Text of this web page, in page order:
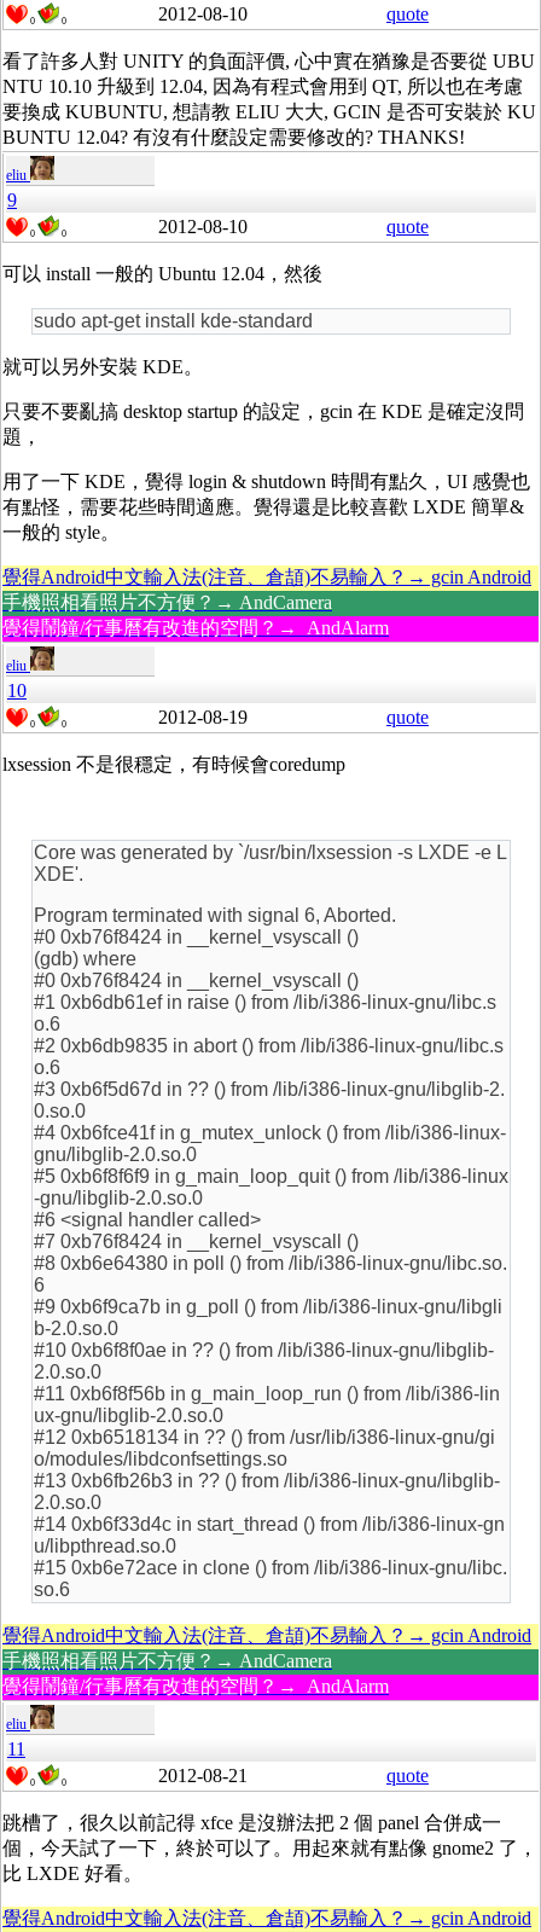
0 0 2012-08-10 quote
看了許多人對 UNITY 的負面評價, 心中實在猶豫是否要從 UBU
NTU 10.10 升級到 12.04, 因為有程式會用到 QT, 所以也在考慮
要換成 KUBUNTU, 想請教 ELIU 大大, GCIN 是否可安裝於 KU
BUNTU 12.04? 有沒有什麼設定需要修改的? THANKS!
eliu
9
0 0 2012-08-10 quote
可以 install 一般的 Ubuntu 12.04，然後
sudo apt-get install kde-standard
就可以另外安裝 KDE。
只要不要亂搞 desktop startup 的設定，gcin 在 KDE 是確定沒問
題，
用了一下 KDE，覺得 login & shutdown 時間有點久，UI 感覺也
有點怪，需要花些時間適應。覺得還是比較喜歡 LXDE 簡單&
一般的 style。
覺得Android中文輸入法(注音、倉頡)不易輸入？→ gcin Android
手機照相看照片不方便？→ AndCamera
覺得鬧鐘/行事曆有改進的空間？→ AndAlarm
eliu
10
0 0 2012-08-19 quote
lxsession 不是很穩定，有時候會coredump
Core was generated by `/usr/bin/lxsession -s LXDE -e L
XDE'.
Program terminated with signal 6, Aborted.
#0 0xb76f8424 in __kernel_vsyscall ()
(gdb) where
#0 0xb76f8424 in __kernel_vsyscall ()
#1 0xb6db61ef in raise () from /lib/i386-linux-gnu/libc.s
o.6
#2 0xb6db9835 in abort () from /lib/i386-linux-gnu/libc.s
o.6
#3 0xb6f5d67d in ?? () from /lib/i386-linux-gnu/libglib-2.
0.so.0
#4 0xb6fce41f in g_mutex_unlock () from /lib/i386-linux-
gnu/libglib-2.0.so.0
#5 0xb6f8f6f9 in g_main_loop_quit () from /lib/i386-linux
-gnu/libglib-2.0.so.0
#6 <signal handler called>
#7 0xb76f8424 in __kernel_vsyscall ()
#8 0xb6e64380 in poll () from /lib/i386-linux-gnu/libc.so.
6
#9 0xb6f9ca7b in g_poll () from /lib/i386-linux-gnu/libgli
b-2.0.so.0
#10 0xb6f8f0ae in ?? () from /lib/i386-linux-gnu/libglib-
2.0.so.0
#11 0xb6f8f56b in g_main_loop_run () from /lib/i386-lin
ux-gnu/libglib-2.0.so.0
#12 0xb6518134 in ?? () from /usr/lib/i386-linux-gnu/gi
o/modules/libdconfsettings.so
#13 0xb6fb26b3 in ?? () from /lib/i386-linux-gnu/libglib-
2.0.so.0
#14 0xb6f33d4c in start_thread () from /lib/i386-linux-gn
u/libpthread.so.0
#15 0xb6e72ace in clone () from /lib/i386-linux-gnu/libc.
so.6
覺得Android中文輸入法(注音、倉頡)不易輸入？→ gcin Android
手機照相看照片不方便？→ AndCamera
覺得鬧鐘/行事曆有改進的空間？→ AndAlarm
eliu
11
0 0 2012-08-21 quote
跳槽了，很久以前記得 xfce 是沒辦法把 2 個 panel 合併成一
個，今天試了一下，終於可以了。用起來就有點像 gnome2 了，
比 LXDE 好看。
覺得Android中文輸入法(注音、倉頡)不易輸入？→ gcin Android